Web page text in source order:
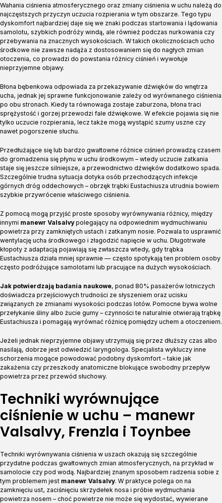
Wahania ciśnienia atmosferycznego oraz zmiany ciśnienia w uchu należą do
najczęstszych przyczyn uczucia rozpierania w tym obszarze. Tego typu
dyskomfort najbardziej daje się we znaki podczas startowania i lądowania
samolotu, szybkich podróży windą, ale również podczas nurkowania czy
przebywania na znacznych wysokościach. W takich okolicznościach ucho
środkowe nie zawsze nadąża z dostosowaniem się do nagłych zmian
otoczenia, co prowadzi do powstania różnicy ciśnień i wywołuje
nieprzyjemne objawy.
Błona bębenkowa odpowiada za przekazywanie dźwięków do wnętrza
ucha, jednak jej sprawne funkcjonowanie zależy od wyrównanego ciśnienia
po obu stronach. Kiedy ta równowaga zostaje zaburzona, błona traci
sprężystość i gorzej przewodzi fale dźwiękowe. W efekcie pojawia się nie
tylko uczucie rozpierania, lecz także mogą wystąpić szumy uszne czy
nawet pogorszenie słuchu.
Przedłużające się lub bardzo gwałtowne różnice ciśnień prowadzą czasem
do gromadzenia się płynu w uchu środkowym – wtedy uczucie zatkania
staje się jeszcze silniejsze, a przewodnictwo dźwięków dodatkowo spada.
Szczególnie trudna sytuacja dotyka osób przechodzących infekcje
górnych dróg oddechowych – obrzęk trąbki Eustachiusza utrudnia bowiem
szybkie przywrócenie właściwego ciśnienia.
Z pomocą mogą przyjść proste sposoby wyrównywania różnicy, między
innymi manewr Valsalvy polegający na odpowiednim wydmuchiwaniu
powietrza przy zamkniętych ustach i zatkanym nosie. Pozwala to usprawnić
wentylację ucha środkowego i złagodzić napięcie w uchu. Długotrwałe
kłopoty z adaptacją pojawiają się zwłaszcza wtedy, gdy trąbka
Eustachiusza działa mniej sprawnie — często spotykają ten problem osoby
często podróżujące samolotami lub pracujące na dużych wysokościach.
Jak potwierdzają badania naukowe, ponad 80% pasażerów lotniczych
doświadcza przejściowych trudności ze słyszeniem oraz ucisku
związanych ze zmianami wysokości podczas lotów. Pomocne bywa wolne
przełykanie śliny albo żucie gumy – czynności te naturalnie otwierają trąbkę
Eustachiusza i pomagają wyrównać różnicę pomiędzy uchem a otoczeniem.
Jeżeli jednak nieprzyjemne objawy utrzymują się przez dłuższy czas albo
nasilają, dobrze jest odwiedzić laryngologa. Specjalista wykluczy inne
schorzenia mogące powodować podobny dyskomfort – takie jak
zakażenia czy przeszkody anatomiczne blokujące swobodny przepływ
powietrza przez przewód słuchowy.
Techniki wyrównujące
ciśnienie w uchu – manewr
Valsalvy, Frenzla i Toynbee
Techniki wyrównywania ciśnienia w uszach okazują się szczególnie
przydatne podczas gwałtownych zmian atmosferycznych, na przykład w
samolocie czy pod wodą. Najbardziej znanym sposobem radzenia sobie z
tym problemem jest manewr Valsalvy. W praktyce polega on na
zamknięciu ust, zaciśnięciu skrzydełek nosa i próbie wydmuchania
powietrza nosem – choć powietrze nie może się wydostać, wywierane